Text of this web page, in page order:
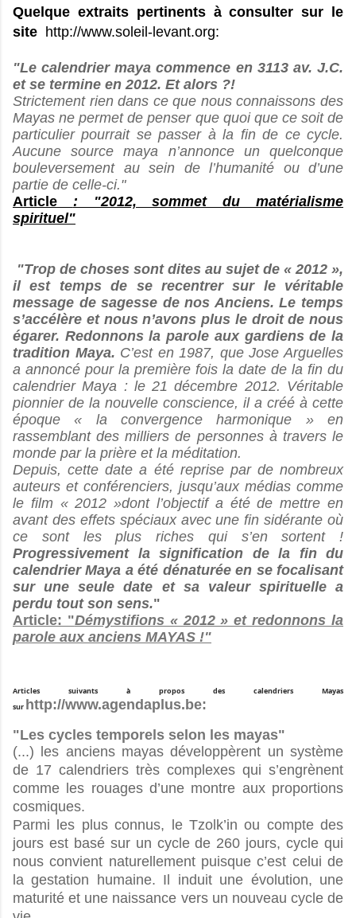
Quelque extraits pertinents à consulter sur le
site http://www.soleil-levant.org:
"Le calendrier maya commence en 3113 av. J.C.
et se termine en 2012. Et alors ?!
Strictement rien dans ce que nous connaissons des
Mayas ne permet de penser que quoi que ce soit de
particulier pourrait se passer à la fin de ce cycle.
Aucune source maya n’annonce un quelconque
bouleversement au sein de l’humanité ou d’une
partie de celle-ci."
Article : "2012, sommet du matérialisme
spirituel"
"Trop de choses sont dites au sujet de « 2012 »,
il est temps de se recentrer sur le véritable
message de sagesse de nos Anciens. Le temps
s’accélère et nous n’avons plus le droit de nous
égarer. Redonnons la parole aux gardiens de la
tradition Maya. C’est en 1987, que Jose Arguelles
a annoncé pour la première fois la date de la fin du
calendrier Maya : le 21 décembre 2012. Véritable
pionnier de la nouvelle conscience, il a créé à cette
époque « la convergence harmonique » en
rassemblant des milliers de personnes à travers le
monde par la prière et la méditation.
Depuis, cette date a été reprise par de nombreux
auteurs et conférenciers, jusqu’aux médias comme
le film « 2012 »dont l’objectif a été de mettre en
avant des effets spéciaux avec une fin sidérante où
ce sont les plus riches qui s’en sortent !
Progressivement la signification de la fin du
calendrier Maya a été dénaturée en se focalisant
sur une seule date et sa valeur spirituelle a
perdu tout son sens."
Article: "Démystifions « 2012 » et redonnons la
parole aux anciens MAYAS !"
Articles suivants à propos des calendriers Mayas
sur http://www.agendaplus.be:
"Les cycles temporels selon les mayas"
(...) les anciens mayas développèrent un système
de 17 calendriers très complexes qui s’engrènent
comme les rouages d’une montre aux proportions
cosmiques.
Parmi les plus connus, le Tzolk’in ou compte des
jours est basé sur un cycle de 260 jours, cycle qui
nous convient naturellement puisque c’est celui de
la gestation humaine. Il induit une évolution, une
maturité et une naissance vers un nouveau cycle de